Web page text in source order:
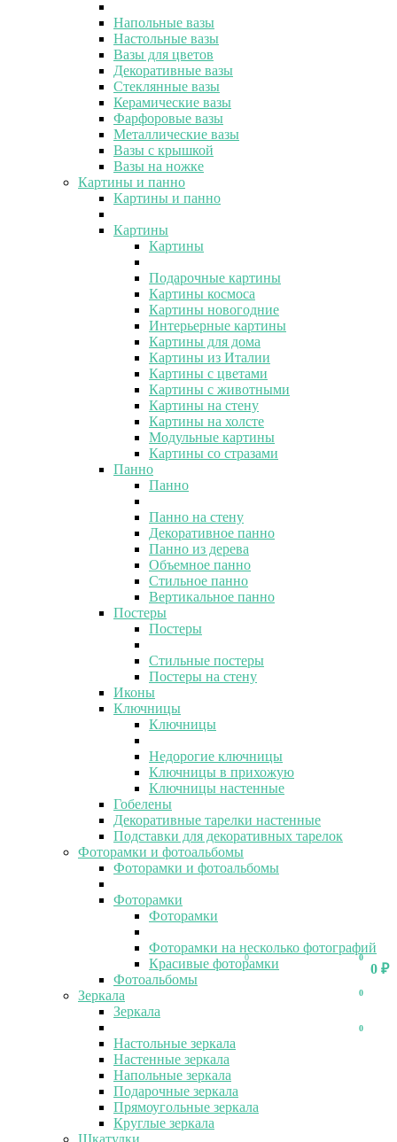
0
0 ₽
0
0
0
Напольные вазы
Настольные вазы
Вазы для цветов
Декоративные вазы
Стеклянные вазы
Керамические вазы
Фарфоровые вазы
Металлические вазы
Вазы с крышкой
Вазы на ножке
Картины и панно
Картины и панно
Картины
Картины
Подарочные картины
Картины космоса
Картины новогодние
Интерьерные картины
Картины для дома
Картины из Италии
Картины с цветами
Картины с животными
Картины на стену
Картины на холсте
Модульные картины
Картины со стразами
Панно
Панно
Панно на стену
Декоративное панно
Панно из дерева
Объемное панно
Стильное панно
Вертикальное панно
Постеры
Постеры
Стильные постеры
Постеры на стену
Иконы
Ключницы
Ключницы
Недорогие ключницы
Ключницы в прихожую
Ключницы настенные
Гобелены
Декоративные тарелки настенные
Подставки для декоративных тарелок
Фоторамки и фотоальбомы
Фоторамки и фотоальбомы
Фоторамки
Фоторамки
Фоторамки на несколько фотографий
Красивые фоторамки
Фотоальбомы
Зеркала
Зеркала
Настольные зеркала
Настенные зеркала
Напольные зеркала
Подарочные зеркала
Прямоугольные зеркала
Круглые зеркала
Шкатулки